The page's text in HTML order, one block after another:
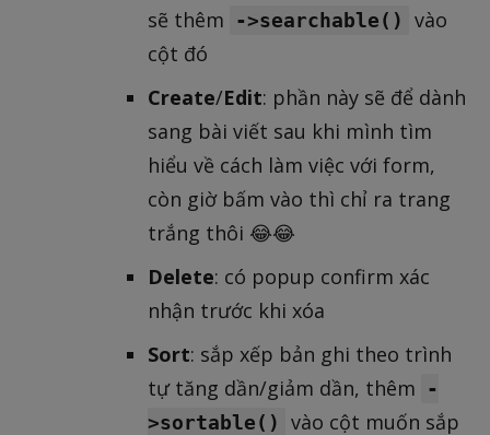
sẽ thêm
->searchable()
vào
cột đó
Create/Edit: phần này sẽ để dành
sang bài viết sau khi mình tìm
hiểu về cách làm việc với form,
còn giờ bấm vào thì chỉ ra trang
trắng thôi 😂😂
Delete: có popup confirm xác
nhận trước khi xóa
Sort: sắp xếp bản ghi theo trình
tự tăng dần/giảm dần, thêm
-
>sortable()
vào cột muốn sắp